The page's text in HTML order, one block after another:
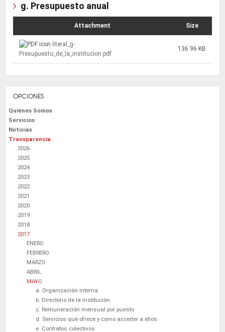
g. Presupuesto anual
Attachment Size
literal_g-
Presupuesto_de_la_institucion.pdf
136.96 KB
OPCIONES
Quiénes Somos
Servicios
Noticias
Transparencia
2026
2025
2024
2023
2022
2021
2020
2019
2018
2017
ENERO
FEBRERO
MARZO
ABRIL
MAYO
a. Organización interna
b. Directorio de la institución
c. Remuneración mensual por puesto
d. Servicios que ofrece y como acceder a ellos
e. Contratos colectivos